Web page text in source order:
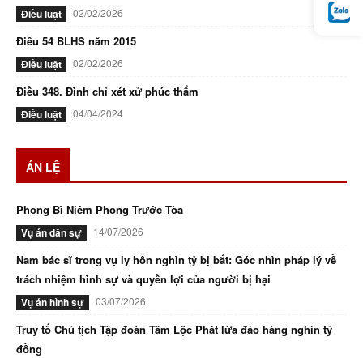
Điều luật 02/02/2026
Điều 54 BLHS năm 2015
Điều luật 02/02/2026
Điều 348. Đình chỉ xét xử phúc thẩm
Điều luật 04/04/2024
ÁN LỆ
Phong Bì Niêm Phong Trước Tòa
Vụ án dân sự 14/07/2026
Nam bác sĩ trong vụ ly hôn nghìn tỷ bị bắt: Góc nhìn pháp lý về
trách nhiệm hình sự và quyền lợi của người bị hại
Vụ án hình sự 03/07/2026
Truy tố Chủ tịch Tập đoàn Tâm Lộc Phát lừa đảo hàng nghìn tỷ
đồng